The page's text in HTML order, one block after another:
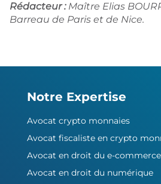
Rédacteur :Maître Elias
Barreau de Paris et de Nice.
Notre Expertise
Avocat crypto monnaies
Avocat fiscaliste en crypto
Avocat en droit du e-commerce
Avocat en droit du numérique